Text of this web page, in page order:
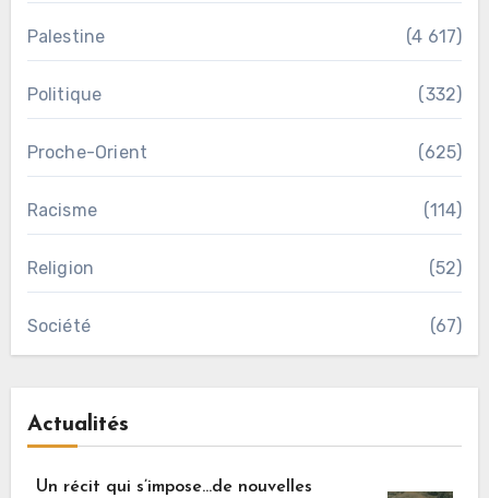
Palestine (4 617)
Politique (332)
Proche-Orient (625)
Racisme (114)
Religion (52)
Société (67)
Actualités
Un récit qui s’impose…de nouvelles